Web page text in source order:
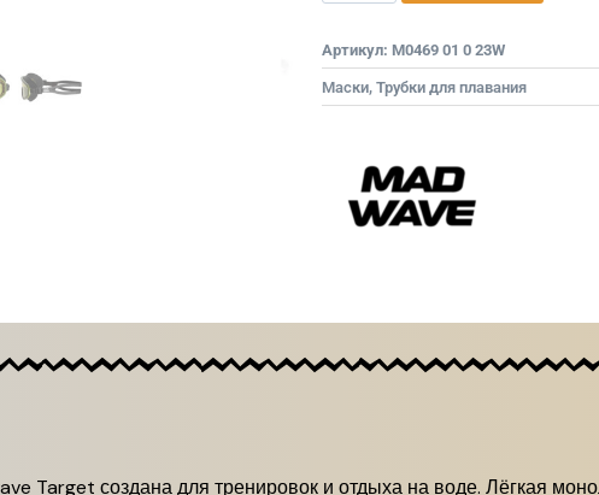
Артикул: M0469 01 0 23W
Маски, Трубки для плавания
Target создана для тренировок и отдыха на воде. Лёгкая